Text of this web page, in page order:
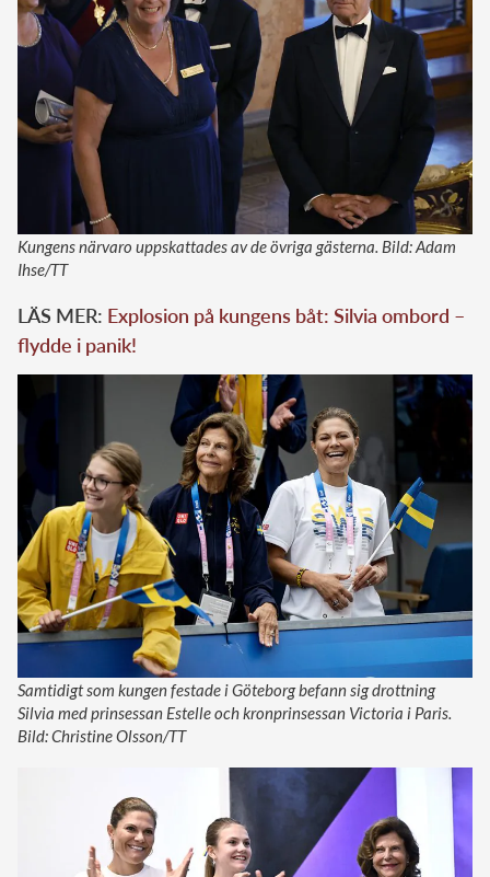
Kungens närvaro uppskattades av de övriga gästerna. Bild: Adam
Ihse/TT
LÄS MER: Explosion på kungens båt: Silvia ombord –
flydde i panik!
Samtidigt som kungen festade i Göteborg befann sig drottning
Silvia med prinsessan Estelle och kronprinsessan Victoria i Paris.
Bild: Christine Olsson/TT